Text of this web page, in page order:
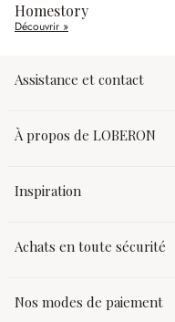
Homestory
Découvrir »
Assistance et contact
À propos de LOBERON
Inspiration
Achats en toute sécurité
Nos modes de paiement